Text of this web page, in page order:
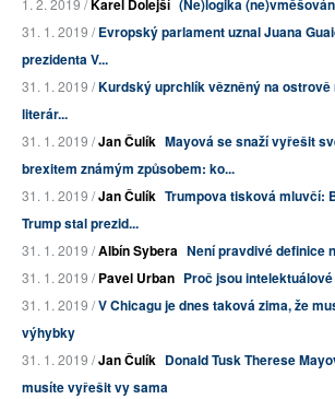
1. 2. 2019 /Karel Dolejší (Ne)logika
31. 1. 2019 /Evropský parlament uznal Juana
prezidenta V...
31. 1. 2019 /Kurdský uprchlík vězněný na
literár...
31. 1. 2019 /Jan Čulík Mayová se snaží vyřešit
brexitem známým způsobem: ko...
31. 1. 2019 /Jan Čulík Trumpova tisková mluvčí:
Trump stal prezid...
31. 1. 2019 /Albín Sybera Není pravdivé definice
31. 1. 2019 /Pavel Urban Proč jsou
31. 1. 2019 /V Chicagu je dnes taková zima, že
výhybky
31. 1. 2019 /Jan Čulík Donald Tusk Therese
musíte vyřešit vy sama